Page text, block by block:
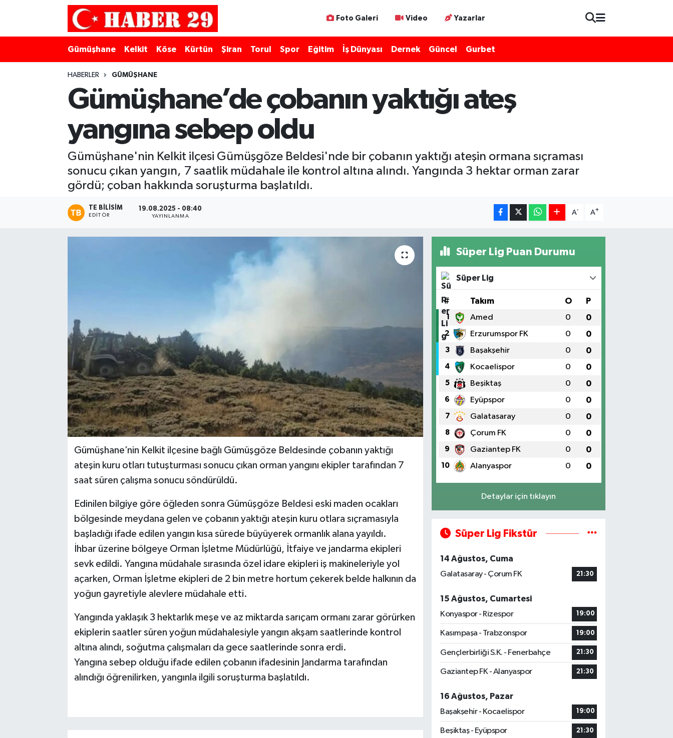
Foto Galeri Video Yazarlar
Gümüşhane Kelkit Köse Kürtün Şiran Torul Spor Eğitim İş Dünyası Dernek Güncel Gurbet
HABERLER GÜMÜŞHANE
Gümüşhane’de çobanın yaktığı ateş
yangına sebep oldu
Gümüşhane'nin Kelkit ilçesi Gümüşgöze Beldesi'nde bir çobanın yaktığı ateşin ormana sıçraması
sonucu çıkan yangın, 7 saatlik müdahale ile kontrol altına alındı. Yangında 3 hektar orman zarar
gördü; çoban hakkında soruşturma başlatıldı.
TE BILISIM
EDITÖR
19.08.2025 - 08:40
YAYINLANMA
A- A+
Gümüşhane’nin Kelkit ilçesine bağlı Gümüşgöze Beldesinde çobanın yaktığı
ateşin kuru otları tutuşturması sonucu çıkan orman yangını ekipler tarafından 7
saat süren çalışma sonucu söndürüldü.
Edinilen bilgiye göre öğleden sonra Gümüşgöze Beldesi eski maden ocakları
bölgesinde meydana gelen ve çobanın yaktığı ateşin kuru otlara sıçramasıyla
başladığı ifade edilen yangın kısa sürede büyüyerek ormanlık alana yayıldı.
İhbar üzerine bölgeye Orman İşletme Müdürlüğü, İtfaiye ve jandarma ekipleri
sevk edildi. Yangına müdahale sırasında özel idare ekipleri iş makineleriyle yol
açarken, Orman İşletme ekipleri de 2 bin metre hortum çekerek belde halkının da
yoğun gayretiyle alevlere müdahale etti.
Yangında yaklaşık 3 hektarlık meşe ve az miktarda sarıçam ormanı zarar görürken
ekiplerin saatler süren yoğun müdahalesiyle yangın akşam saatlerinde kontrol
altına alındı, soğutma çalışmaları da gece saatlerinde sonra erdi.
Yangına sebep olduğu ifade edilen çobanın ifadesinin Jandarma tarafından
alındığı öğrenilirken, yangınla ilgili soruşturma başlatıldı.
Süper Lig Puan Durumu
Süper Lig
# Takım O P
1 Amed 0 0
2 Erzurumspor FK 0 0
3 Başakşehir 0 0
4 Kocaelispor 0 0
5 Beşiktaş 0 0
6 Eyüpspor 0 0
7 Galatasaray 0 0
8 Çorum FK 0 0
9 Gaziantep FK 0 0
10 Alanyaspor 0 0
Detaylar için tıklayın
Süper Lig Fikstür
14 Ağustos, Cuma
Galatasaray - Çorum FK
21:30
15 Ağustos, Cumartesi
Konyaspor - Rizespor
19:00
Kasımpaşa - Trabzonspor 19:00
Gençlerbirliği S.K. - Fenerbahçe 21:30
Gaziantep FK - Alanyaspor 21:30
16 Ağustos, Pazar
Başakşehir - Kocaelispor
19:00
Beşiktaş - Eyüpspor 21:30
Merkez Hava Durumu
Merkez Trafik Yoğunluk Haritası
Süper Lig Puan Durumu ve Fikstür
Son Dakika Haberleri